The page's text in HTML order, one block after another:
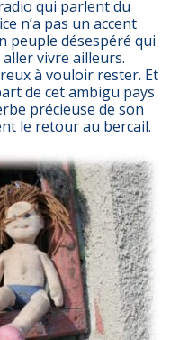
qui parlent du
n’a pas un accent
peuple désespéré qui
vivre ailleurs.
à vouloir rester. Et
de cet ambigu pays
précieuse de son
le retour au bercail.